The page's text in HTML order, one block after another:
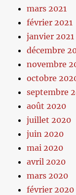
mars 2021
février 2021
janvier 2021
décembre
novembre
octobre
septembre
août 2020
juillet 2020
juin 2020
mai 2020
avril 2020
mars 2020
février 2020